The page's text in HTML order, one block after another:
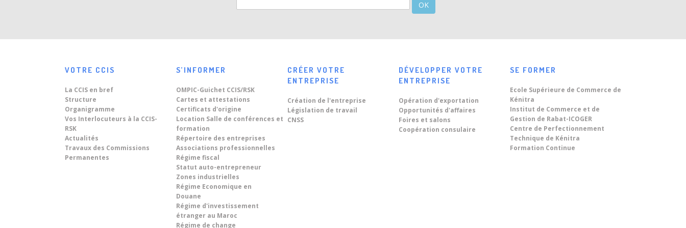
ressortissants, à partir du Mois
23 اجتماع المكتب
قرار فتح باب الترشيح لمنصب
مدير جهوي
Rencontres d’afffaires avec
une Délégation d'Hommes
d'affaires Brésiliens.
Dans le cadre du renforcement des
« World Technology Summit
on Digital Twins 2026 » sous le
thème : « Driving Sustainable
OK
VOTRE CCIS
La CCIS en bref
Structure
Organigramme
Vos Interlocuteurs à la CCIS-
RSK
Actualités
Travaux des Commissions
Permanentes
S’INFORMER
OMPIC-Guichet CCIS/RSK
Cartes et attestations
Certificats d'origine
Location Salle de conférences et
formation
Répertoire des entreprises
Associations professionnelles
Régime fiscal
Statut auto-entrepreneur
Zones industrielles
Régime Economique en
Douane
Régime d'investissement
étranger au Maroc
Régime de change
CRÉER VOTRE
ENTREPRISE
Création de l'entreprise
Législation de travail
CNSS
DÉVELOPPER VOTRE
ENTREPRISE
Opération d'exportation
Opportunités d'affaires
Foires et salons
Coopération consulaire
SE FORMER
Ecole Supérieure de Commerce de
Kénitra
Institut de Commerce et de
Gestion de Rabat-ICOGER
Centre de Perfectionnement
Technique de Kénitra
Formation Continue